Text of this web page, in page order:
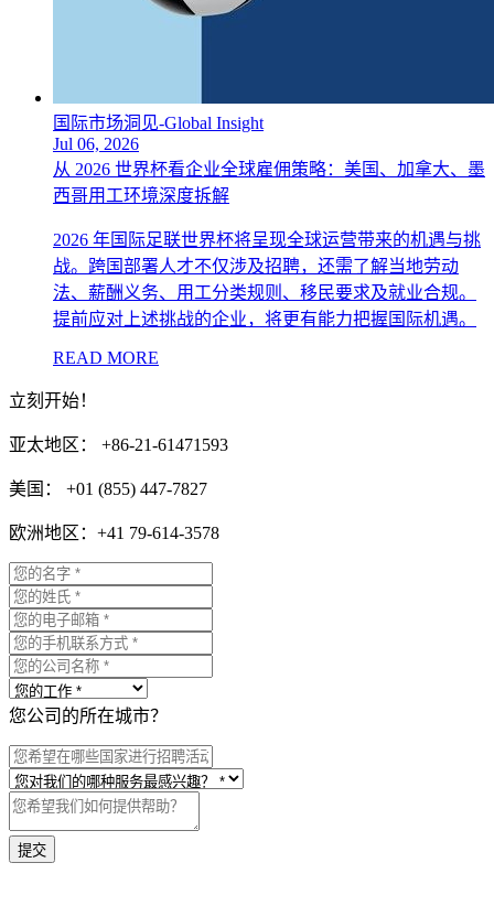
国际市场洞见-Global Insight
Jul 06, 2026
从 2026 世界杯看企业全球雇佣策略：美国、加拿大、墨
西哥用工环境深度拆解
2026 年国际足联世界杯将呈现全球运营带来的机遇与挑
战。跨国部署人才不仅涉及招聘，还需了解当地劳动
法、薪酬义务、用工分类规则、移民要求及就业合规。
提前应对上述挑战的企业，将更有能力把握国际机遇。
READ MORE
立刻开始！
亚太地区： +86-21-61471593
美国： +01 (855) 447-7827
欧洲地区：+41 79-614-3578
您公司的所在城市？